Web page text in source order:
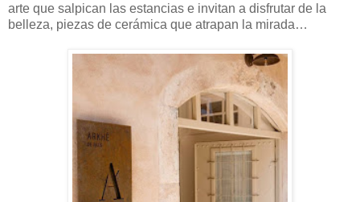
arte que salpican las estancias e invitan a disfrutar de la
belleza, piezas de cerámica que atrapan la mirada…